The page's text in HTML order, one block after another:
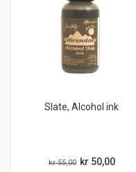
Slate, Alcohol ink
kr 55,00 kr 50,00